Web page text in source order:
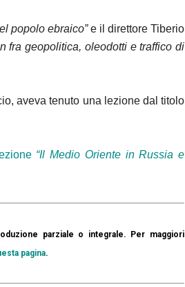
popolo ebraico”e il direttore Tiberio
fra geopolitica, oleodotti e traffico di
aveva tenuto una lezione dal titolo
“Il Medio Oriente in Russia e
parziale o integrale. Per maggiori
pagina.